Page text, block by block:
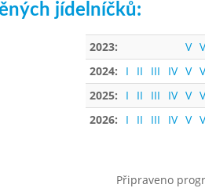
jídelníčků:
2023: V
2024:
I II III IV V
2025:
I II III IV V
2026:
I II III IV V
Připraveno